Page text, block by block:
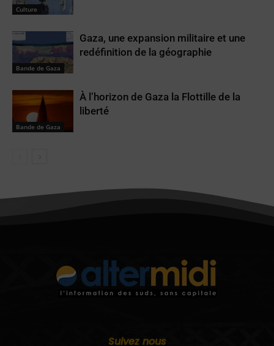
Culture
Bande de Gaza
Gaza, une expansion militaire et une
redéfinition de la géographie
Bande de Gaza
À l’horizon de Gaza la Flottille de la
liberté
Suivez nous